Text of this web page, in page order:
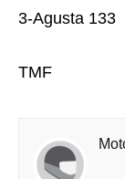
3-Agusta 133
TMF